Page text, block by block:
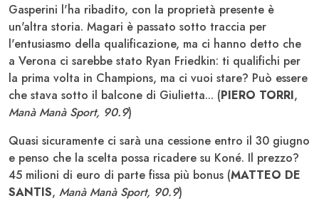
Gasperini l'ha ribadito, con la proprietà presente è
un'altra storia. Magari è passato sotto traccia per
l'entusiasmo della qualificazione, ma ci hanno detto che
a Verona ci sarebbe stato Ryan Friedkin: ti qualifichi per
la prima volta in Champions, ma ci vuoi stare? Può essere
che stava sotto il balcone di Giulietta... (PIERO TORRI,
Manà Manà Sport, 90.9)
Quasi sicuramente ci sarà una cessione entro il 30 giugno
e penso che la scelta possa ricadere su Koné. Il prezzo?
45 milioni di euro di parte fissa più bonus (MATTEO DE
SANTIS, Manà Manà Sport, 90.9)